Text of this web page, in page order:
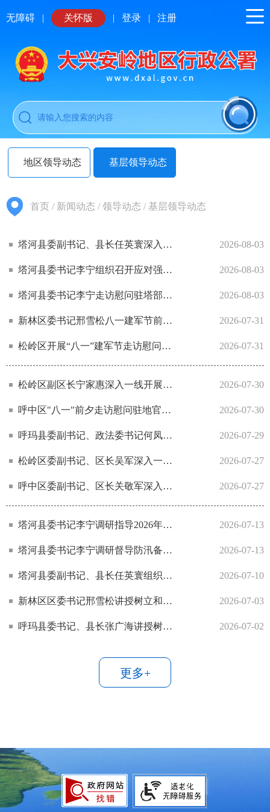
无障碍 | 关怀版 | 登录 | 注册
地区领导动态 基层领导动态
首页 / 新闻动态 /领导动态 / 基层领导动态
2026-08-03
塔河县委副书记、县长任英寰深入乡镇一线督导检查防汛等重点工作
2026-08-03
塔河县委书记李宁组织召开应对强降雨防汛备汛调度会议并调研督导防汛备汛工作
2026-08-03
塔河县委书记李宁走访慰问驻塔部队官兵
2026-07-31
新林区委书记邢雪松八一建军节前夕走访慰问退伍老兵和驻区部队官兵
2026-07-31
松岭区开展“八一”建军节走访慰问活动
2026-07-30
松岭区副区长宁家惠深入一线开展调研工作
2026-07-30
呼中区"八一"前夕走访慰问驻地官兵和退役军人
2026-07-29
呼玛县委副书记、政法委书记何凤深入三卡乡督导检查防汛工作
2026-07-27
松岭区委副书记、区长吴军深入一线检查防汛备汛工作
2026-07-27
呼中区委副书记、区长关敬军深入呼源镇督导检查山产品采集期间安全生产工作
2026-07-13
塔河县委书记李宁调研指导2026年大兴安岭·塔河第八届全国森林自行车赛筹备工作
2026-07-13
塔河县委书记李宁调研督导防汛备汛工作
2026-07-10
塔河县委副书记、县长任英寰组织召开2026年塔河县防汛工作推进会议并调研督导防汛备汛工作
2026-07-03
新林区区委书记邢雪松讲授树立和践行正确政绩观学习教育专题党课
2026-07-02
呼玛县委书记、县长张广海讲授树立和践行正确政绩观学习教育专题党课
更多+